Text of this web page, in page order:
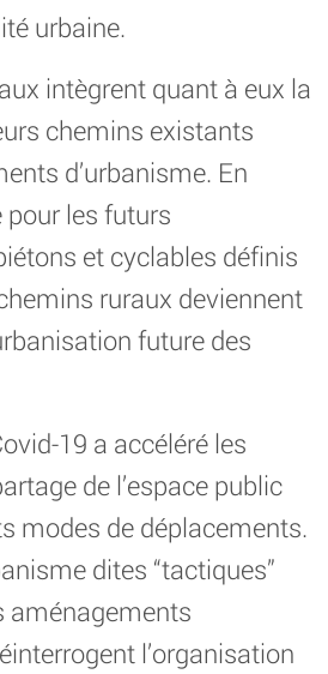
urbaine.
intègrent quant à eux la
chemins existants
d’urbanisme. En
pour les futurs
et cyclables définis
ruraux deviennent
future des
19 a accéléré les
de l’espace public
modes de déplacements.
dites “tactiques”
aménagements
l’organisation